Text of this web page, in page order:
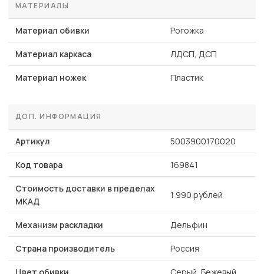
МАТЕРИАЛЫ
Материал обивки Рогожка
Материал каркаса ЛДСП, ДСП
Материал ножек Пластик
ДОП. ИНФОРМАЦИЯ
Артикул 5003900170020
Код товара 169841
Стоимость доставки в пределах
МКАД
1 990 рублей
Механизм раскладки Дельфин
Страна производитель Россия